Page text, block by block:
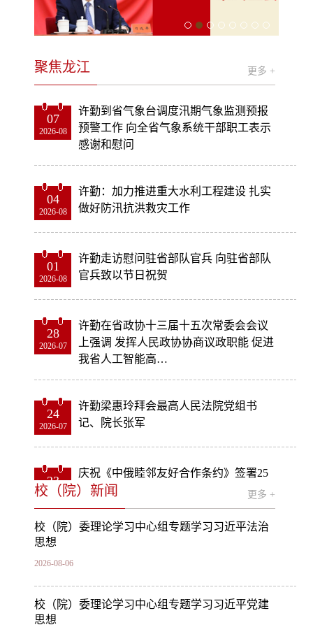
聚焦龙江 更多 +
07
2026-08
许勤到省气象台调度汛期气象监测预报
预警工作 向全省气象系统干部职工表示
感谢和慰问
04
2026-08
许勤：加力推进重大水利工程建设 扎实
做好防汛抗洪救灾工作
01
2026-08
许勤走访慰问驻省部队官兵 向驻省部队
官兵致以节日祝贺
28
2026-07
许勤在省政协十三届十五次常委会会议
上强调 发挥人民政协协商议政职能 促进
我省人工智能高…
24
2026-07
许勤梁惠玲拜会最高人民法院党组书
记、院长张军
23
2026-07
庆祝《中俄睦邻友好合作条约》签署25
周年专场交响音乐会在哈举行
校（院）新闻 更多 +
校（院）委理论学习中心组专题学习习近平法治
思想
2026-08-06
校（院）委理论学习中心组专题学习习近平党建
思想